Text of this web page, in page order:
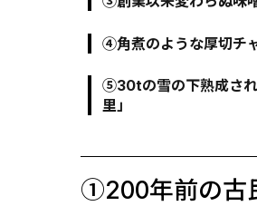
④角煮のような厚切チ
⑤30tの雪の下熟成され
里」
①200年前の古